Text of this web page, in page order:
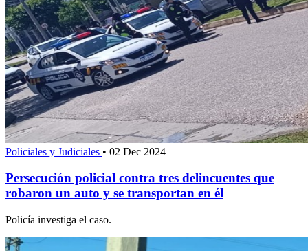
Policiales y Judiciales • 02 Dec 2024
Persecución policial contra tres delincuentes que
robaron un auto y se transportan en él
Policía investiga el caso.